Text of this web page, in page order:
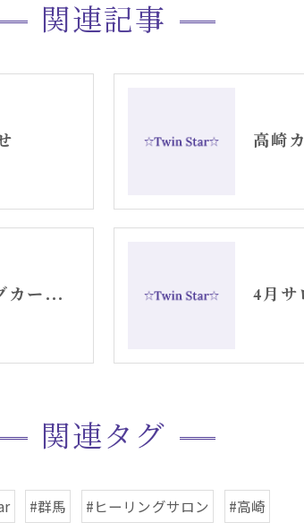
関連記事
セントジャーメインブレッシングカードリーディング 4月
関連タグ
#群馬 #ヒーリングサロン #高崎